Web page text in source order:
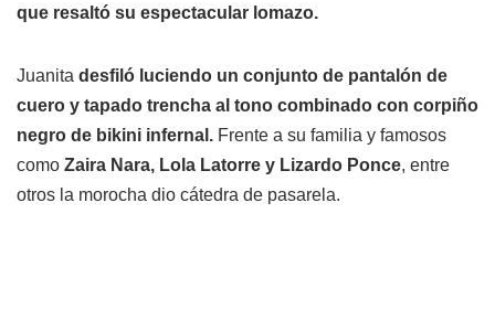
que resaltó su espectacular lomazo.
Juanita desfiló luciendo un conjunto de pantalón de
cuero y tapado trencha al tono combinado con corpiño
negro de bikini infernal. Frente a su familia y famosos
como Zaira Nara, Lola Latorre y Lizardo Ponce, entre
otros la morocha dio cátedra de pasarela.